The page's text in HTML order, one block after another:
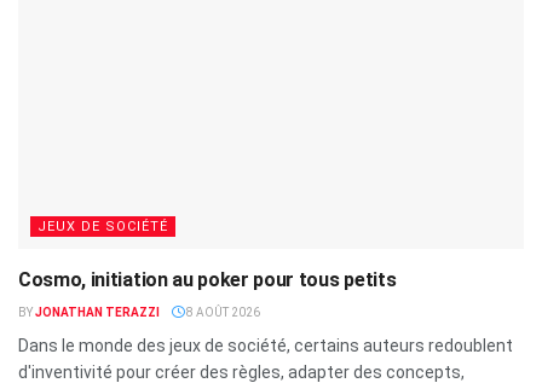
JEUX DE SOCIÉTÉ
Cosmo, initiation au poker pour tous petits
BYJONATHAN TERAZZI 8 AOÛT 2026
Dans le monde des jeux de société, certains auteurs redoublent
d'inventivité pour créer des règles, adapter des concepts,